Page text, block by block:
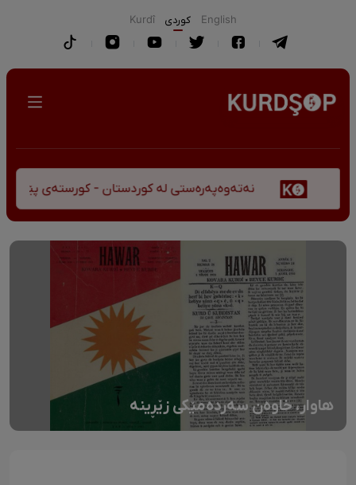
English كوردی Kurdî
نەتەوەپەرەستی لە کوردستان - کورستەی
هاوار، خاوەن سەردەمێکی زێڕینە